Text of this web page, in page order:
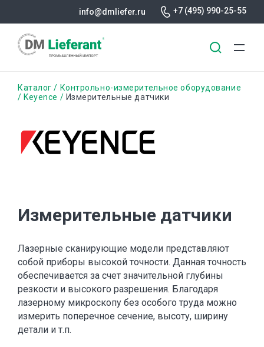
info@dmliefer.ru +7 (495) 990-25-55
Строка
Каталог
Контрольно-измерительное оборудование
Keyence
Измерительные датчики
Измерительные датчики
Лазерные сканирующие модели представляют
собой приборы высокой точности. Данная точность
обеспечивается за счет значительной глубины
резкости и высокого разрешения. Благодаря
лазерному микроскопу без особого труда можно
измерить поперечное сечение, высоту, ширину
детали и т.п.